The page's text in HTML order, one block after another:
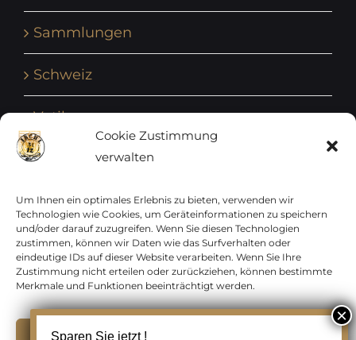
Cookie Zustimmung
verwalten
Um Ihnen ein optimales Erlebnis zu bieten, verwenden wir
Technologien wie Cookies, um Geräteinformationen zu speichern
und/oder darauf zuzugreifen. Wenn Sie diesen Technologien
zustimmen, können wir Daten wie das Surfverhalten oder
eindeutige IDs auf dieser Website verarbeiten. Wenn Sie Ihre
Zustimmung nicht erteilen oder zurückziehen, können bestimmte
Merkmale und Funktionen beeinträchtigt werden.
Sammlungen
Schweiz
Vatikan
Vereinte Nationen
Vorphilatelie
Zensurbelege Österreich
Zensurbelege Schweiz
Sparen Sie jetzt !